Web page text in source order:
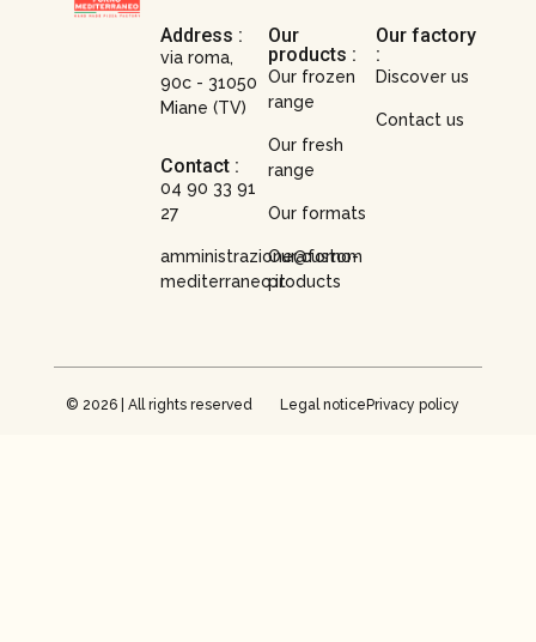
Address :
via roma,
90c - 31050
Miane (TV)
Contact :
04 90 33 91
27
amministrazione@forno-
mediterraneo.it
Our
products :
Our frozen
range
Our fresh
range
Our formats
Our custom
products
Our factory
:
Discover us
Contact us
© 2026 | All rights reserved Legal noticePrivacy policy